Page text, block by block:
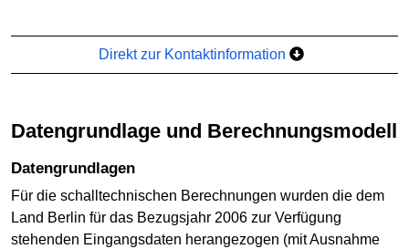
Direkt zur Kontaktinformation
Datengrundlage und Berechnungsmodell
Datengrundlagen
Für die schalltechnischen Berechnungen wurden die dem
Land Berlin für das Bezugsjahr 2006 zur Verfügung
stehenden Eingangsdaten herangezogen (mit Ausnahme